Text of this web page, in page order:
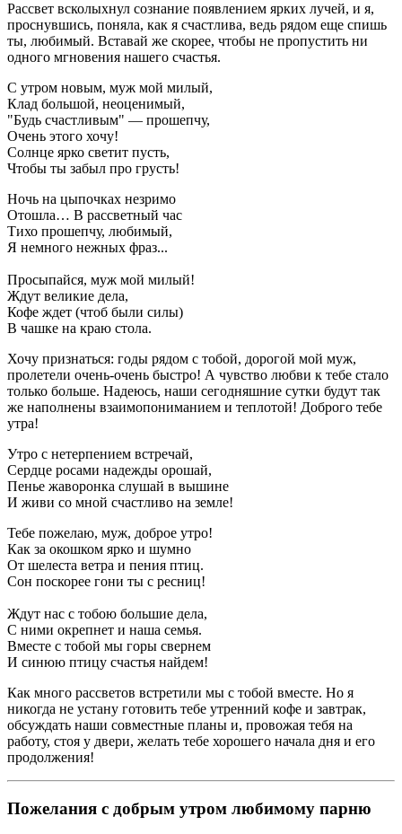
Рассвет всколыхнул сознание появлением ярких лучей, и я,
проснувшись, поняла, как я счастлива, ведь рядом еще спишь
ты, любимый. Вставай же скорее, чтобы не пропустить ни
одного мгновения нашего счастья.
С утром новым, муж мой милый,
Клад большой, неоценимый,
"Будь счастливым" — прошепчу,
Очень этого хочу!
Солнце ярко светит пусть,
Чтобы ты забыл про грусть!
Ночь на цыпочках незримо
Отошла… В рассветный час
Тихо прошепчу, любимый,
Я немного нежных фраз...
Просыпайся, муж мой милый!
Ждут великие дела,
Кофе ждет (чтоб были силы)
В чашке на краю стола.
Хочу признаться: годы рядом с тобой, дорогой мой муж,
пролетели очень-очень быстро! А чувство любви к тебе стало
только больше. Надеюсь, наши сегодняшние сутки будут так
же наполнены взаимопониманием и теплотой! Доброго тебе
утра!
Утро с нетерпением встречай,
Сердце росами надежды орошай,
Пенье жаворонка слушай в вышине
И живи со мной счастливо на земле!
Тебе пожелаю, муж, доброе утро!
Как за окошком ярко и шумно
От шелеста ветра и пения птиц.
Сон поскорее гони ты с ресниц!
Ждут нас с тобою большие дела,
С ними окрепнет и наша семья.
Вместе с тобой мы горы свернем
И синюю птицу счастья найдем!
Как много рассветов встретили мы с тобой вместе. Но я
никогда не устану готовить тебе утренний кофе и завтрак,
обсуждать наши совместные планы и, провожая тебя на
работу, стоя у двери, желать тебе хорошего начала дня и его
продолжения!
Пожелания с добрым утром любимому парню